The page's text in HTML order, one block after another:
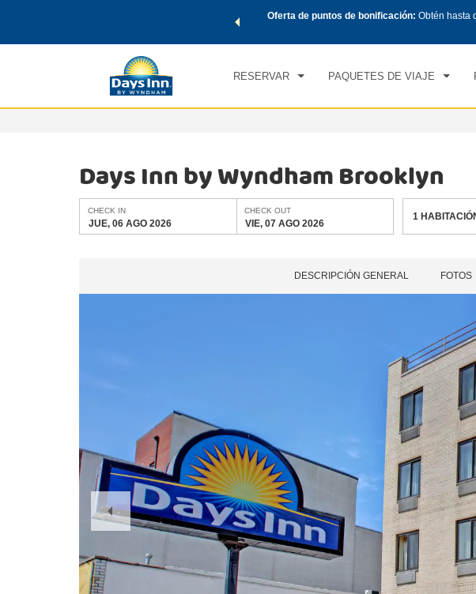
de Wyndham, además, gana puntos Wyndham Rewards
Oferta de puntos de bonificación:Obtén hasta
RESERVAR PAQUETES DE VIAJE
CHECK IN
Days Inn by Wyndham Brooklyn
CHECK IN
JUE, 06 AGO 2026
CHECK OUT
VIE, 07 AGO 2026
1
DESCRIPCIÓN GENERAL FOTOS
Previous
Slide